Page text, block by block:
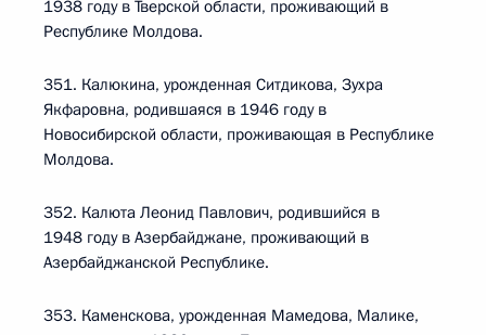
1938 году в Тверской области, проживающий в
Республике Молдова.
351. Калюкина, урожденная Ситдикова, Зухра
Якфаровна, родившаяся в 1946 году в
Новосибирской области, проживающая в Республике
Молдова.
352. Калюта Леонид Павлович, родившийся в
1948 году в Азербайджане, проживающий в
Азербайджанской Республике.
353. Каменскова, урожденная Мамедова, Малике,